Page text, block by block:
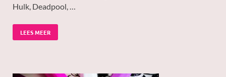
Hulk, Deadpool, …
LEES MEER